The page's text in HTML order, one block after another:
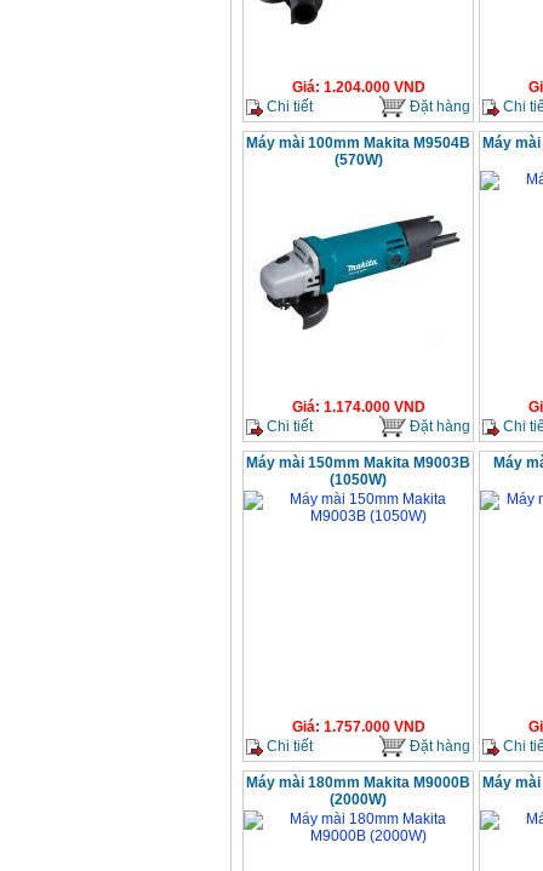
Giá: 1.204.000VND
Chi tiết
Đặt hàng
Chi
Máy mài 100mm Makita M9504B
(570W)
Giá: 1.174.000VND
Chi tiết
Đặt hàng
Máy
Chi
Máy mài 150mm Makita M9003B
(1050W)
Giá: 1.757.000VND
Chi tiết
Đặt hàng
Máy
Chi
Máy mài 180mm Makita M9000B
(2000W)
Máy